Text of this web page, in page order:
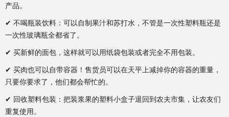
产品。
✔ 不喝瓶装饮料：可以自制果汁和苏打水，不管是一次性塑料瓶还是
一次性玻璃瓶全都省了。
✔ 买新鲜的面包，这样就可以用纸袋包装或者完全不用包装。
✔ 买肉也可以自带容器！售货员可以在天平上减掉你的容器的重量，
只要你要求了，他们都会帮忙的。
✔ 回收塑料包装：把装浆果的塑料小盒子退回到农夫市集，让农友们
重复使用。